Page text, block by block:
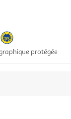
protégée